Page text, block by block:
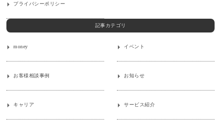
プライバシーポリシー
記事カテゴリ
money イベント
お客様相談事例 お知らせ
キャリア サービス紹介